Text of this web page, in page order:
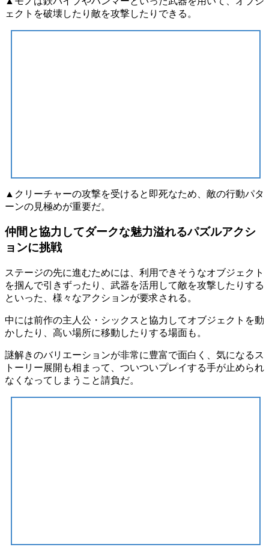
ェクトを破壊したり敵を攻撃したりできる。
▲クリーチャーの攻撃を受けると即死なため、敵の行動パタ
ーンの見極めが重要だ。
仲間と協力してダークな魅力溢れるパズルアクシ
ョンに挑戦
ステージの先に進むためには、利用できそうなオブジェクト
を掴んで引きずったり、武器を活用して敵を攻撃したりする
といった、様々なアクションが要求される。
中には前作の主人公・シックス と協力 してオブジェクトを動
かしたり、高い場所に移動したりする場面も。
謎解きのバリエーションが非常に豊富で面白く、気になるス
トーリー展開も相まって、ついついプレイする手が止められ
なくなってしまうこと請負だ。